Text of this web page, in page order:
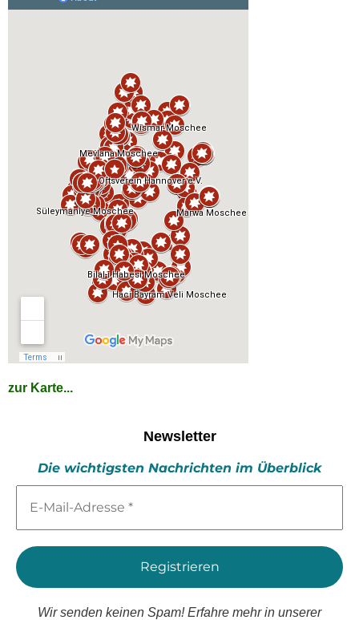
zur Karte...
Newsletter
Die wichtigsten Nachrichten im Überblick
Mail-
*
Wir senden keinen Spam! Erfahre mehr in unserer